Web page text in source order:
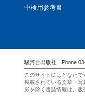
中検用参考書
駿河台出版社 Phone
このサイトにはどなたで
掲載されている文章・
影を除く書誌情報は、販